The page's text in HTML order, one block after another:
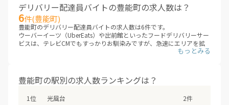
デリバリー配達員バイトの豊能町の求人数は？
6件(豊能町)
豊能町のデリバリー配達員バイトの求人数は6件です。
ウーバーイーツ（UberEats）や出前館といったフードデリバリーサー
ビスは、テレビCMでもすっかりお馴染みですが、急速にエリアを拡
大しています。これまでサービスが提供されていないエリアも、次々
豊能町のエリアに、新しいデリバリー配達員バイトが追加されていな
いか、ぜひチェックしてみてください。
※2026年08月最新
豊能町の駅別の求人数ランキングは？
光風台
2件